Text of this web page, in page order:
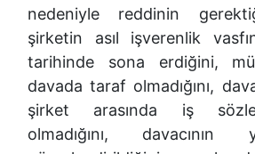
nedeniyle reddinin
şirketin asıl işverenlik
tarihinde sona erdiğini,
davada taraf olmadığını,
şirket arasında iş
olmadığını,